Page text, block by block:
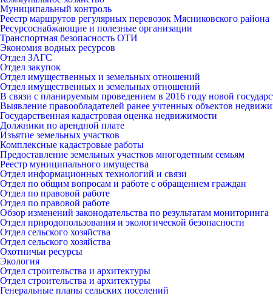
Муниципальный контроль
Реестр маршрутов регулярных перевозок Мясниковского района
Ресурсоснабжающие и полезные организации
Транспортная безопасность ОТИ
Экономия водных ресурсов
Отдел ЗАГС
Отдел закупок
Отдел имущественных и земельных отношений
Отдел имущественных и земельных отношений
В связи с планируемым проведением в 2016 году новой
Выявление правообладателей ранее учтенных объектов
Государственная кадастровая оценка недвижимости
Должники по арендной плате
Изъятие земельных участков
Комплексные кадастровые работы
Предоставление земельных участков многодетным семьям
Реестр муниципального имущества
Отдел информационных технологий и связи
Отдел по общим вопросам и работе с обращением граждан
Отдел по правовой работе
Отдел по правовой работе
Обзор изменений законодательства по результатам мониторинга
Отдел природопользования и экологической безопасности
Отдел сельского хозяйства
Отдел сельского хозяйства
Охотничьи ресурсы
Экология
Отдел строительства и архитектуры
Отдел строительства и архитектуры
Генеральные планы сельских поселений